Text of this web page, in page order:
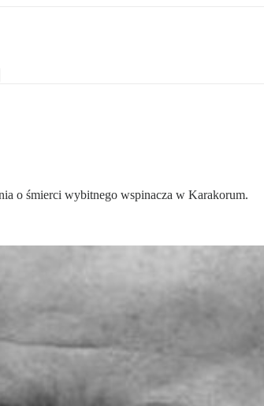
o śmierci wybitnego wspinacza w Karakorum.